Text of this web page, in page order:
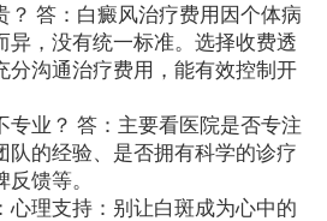
？ 答：白癜风治疗费用因个体病
异，没有统一标准。选择收费透
分沟通治疗费用，能有效控制开
专业？ 答：主要看医院是否专注
队的经验、是否拥有科学的诊疗
馈等。
心理支持：别让白斑成为心中的